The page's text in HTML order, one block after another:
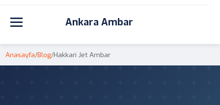
Toggle navigationAnkara Ambar
Anasayfa/Blog/Hakkari Jet Ambar